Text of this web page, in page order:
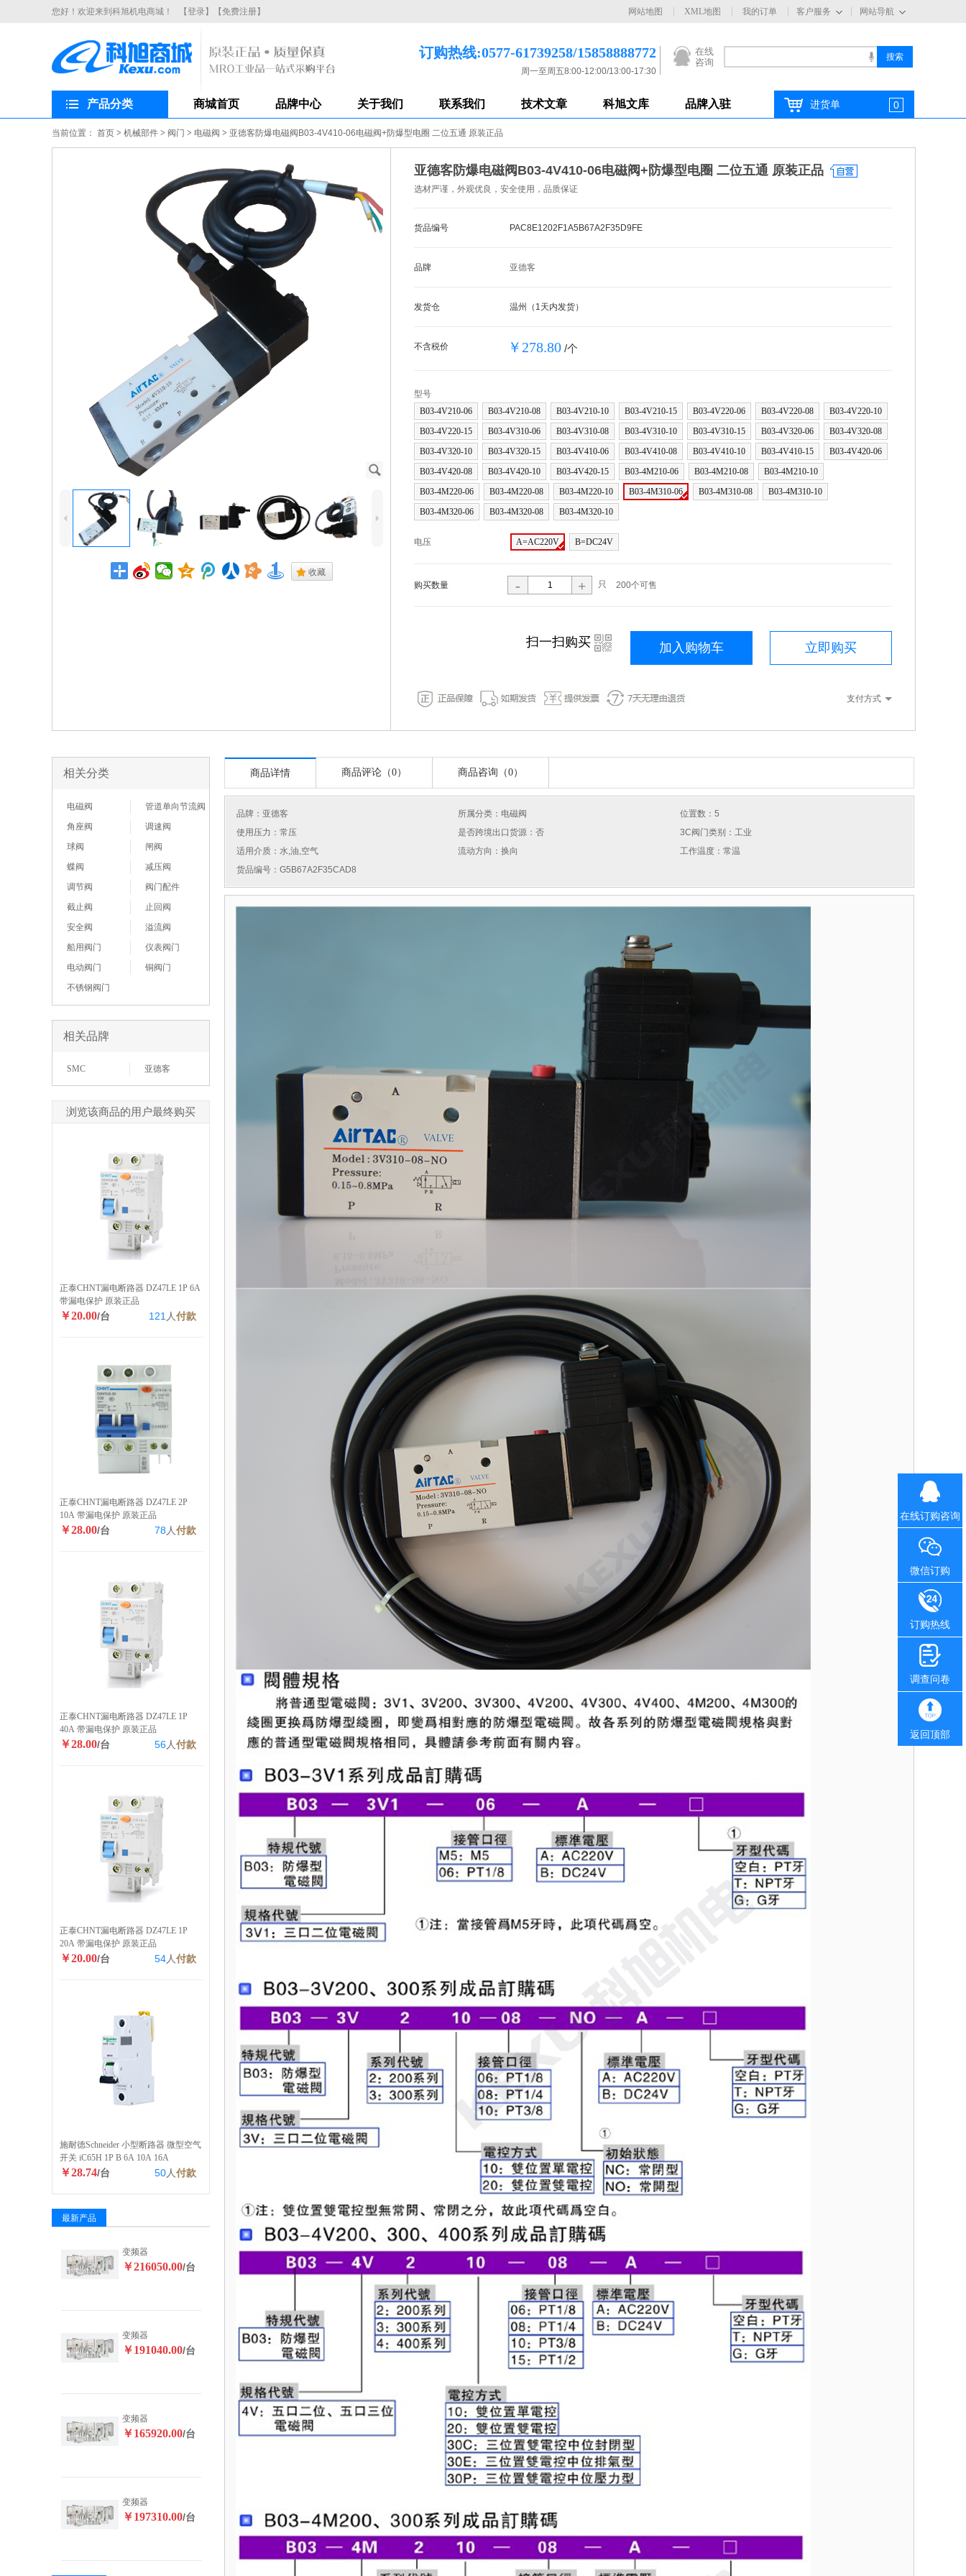
您好！欢迎来到科旭机电商城！ 【登录】 【免费注册】 网站导航
客户服务
网站地图 XML地图 我的订单
在线
咨询
订购热线:0577-61739258/15858888772
周一至周五8:00-12:00/13:00-17:30
产品分类 商城首页 品牌中心 关于我们 联系我们 技术文章 科旭文库 品牌入驻 进货单 0
当前位置： 首页 > 机械部件 > 阀门 > 电磁阀 > 亚德客防爆电磁阀B03-4V410-06电磁阀+防爆型电圈 二位五通 原装正品
J
4 5
. 收藏
亚德客防爆电磁阀B03-4V410-06电磁阀+防爆型电圈 二位五通 原装正品
选材严谨，外观优良，安全使用，品质保证
货品编号 PAC8E1202F1A5B67A2F35D9FE
品牌 亚德客
发货仓 温州（1天内发货）
不含税价 ￥278.80 /个
型号
B03-4V210-06
B03-4V210-08 B03-4V210-10 B03-4V210-15 B03-4V220-06 B03-4V220-08
B03-4V220-10
B03-4V220-15
B03-4V310-06 B03-4V310-08 B03-4V310-10 B03-4V310-15 B03-4V320-06
B03-4V320-08
B03-4V320-10
B03-4V320-15 B03-4V410-06 B03-4V410-08 B03-4V410-10 B03-4V410-15
B03-4V420-06
B03-4V420-08
B03-4V420-10 B03-4V420-15 B03-4M210-06 B03-4M210-08
B03-4M210-10
B03-4M220-06
B03-4M220-08 B03-4M220-10 B03-4M310-06 B03-4M310-08
B03-4M310-10
B03-4M320-06
B03-4M320-08 B03-4M320-10
电压 A=AC220V B=DC24V
购买数量 - + 只 200个可售
立即购买
加入购物车
扫一扫购买 i
支付方式
相关分类
电磁阀
管道单向节流阀
角座阀
调速阀
球阀
闸阀
蝶阀
减压阀
调节阀
阀门配件
截止阀
止回阀
安全阀
溢流阀
船用阀门
仪表阀门
电动阀门
铜阀门
不锈钢阀门
相关品牌
SMC 亚德客
浏览该商品的用户最终购买
正泰CHNT漏电断路器 DZ47LE 1P 6A
带漏电保护 原装正品
￥20.00/台 121 人付款
正泰CHNT漏电断路器 DZ47LE 2P
10A 带漏电保护 原装正品
￥28.00/台 78 人付款
正泰CHNT漏电断路器 DZ47LE 1P
40A 带漏电保护 原装正品
￥28.00/台 56人付款
正泰CHNT漏电断路器 DZ47LE 1P
20A 带漏电保护 原装正品
￥20.00/台 54人付款
施耐德Schneider 小型断路器 微型空气
开关 iC65H 1P B 6A 10A 16A
￥28.74/台 50人付款
最新产品
变频器
￥216050.00/台
变频器
￥191040.00/台
变频器
￥165920.00/台
变频器
￥197310.00/台
商品详情 商品评论（0） 商品咨询（0）
品牌： 亚德客 所属分类：电磁阀
位置数：5
使用压力：常压
是否跨境出口货源：否
3C阀门类别：工业
适用介质：水,油,空气
流动方向：换向
工作温度：常温
货品编号：G5B67A2F35CAD8
在线订购咨询
微信订购
订购热线
调查问卷
返回顶部